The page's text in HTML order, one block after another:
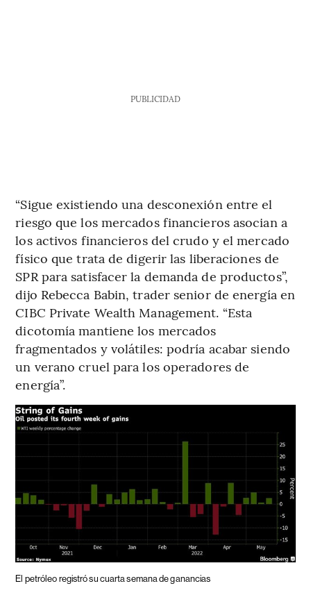
PUBLICIDAD
“Sigue existiendo una desconexión entre el
riesgo que los mercados financieros asocian a
los activos financieros del crudo y el mercado
físico que trata de digerir las liberaciones de
SPR para satisfacer la demanda de productos”,
dijo Rebecca Babin, trader senior de energía en
CIBC Private Wealth Management. “Esta
dicotomía mantiene los mercados
fragmentados y volátiles: podría acabar siendo
un verano cruel para los operadores de
energía”.
El petróleo registró su cuarta semana de ganancias